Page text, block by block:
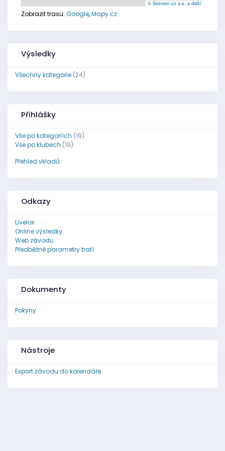
© Seznam.cz a.s. a další
Zobrazit trasu: Google,Mapy.cz
Výsledky
Všechny kategorie(24)
Přihlášky
Vše po kategoriích (19)
Vše po klubech (19)
Přehled vkladů
Odkazy
Livelox
Online výsledky
Web závodu
Předběžné parametry tratí
Dokumenty
Pokyny
Nástroje
Export závodu do kalendáře